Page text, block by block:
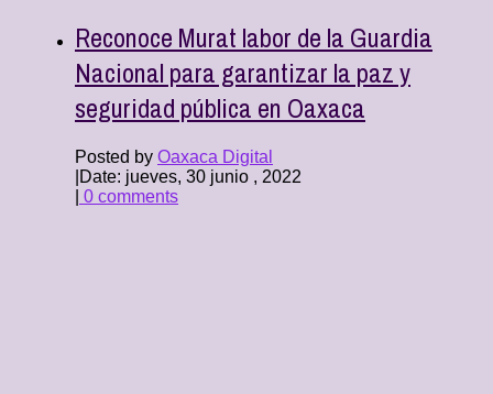
Reconoce Murat labor de la Guardia
Nacional para garantizar la paz y
seguridad pública en Oaxaca
Posted by Oaxaca Digital
Date: jueves, 30 junio , 2022
0 comments